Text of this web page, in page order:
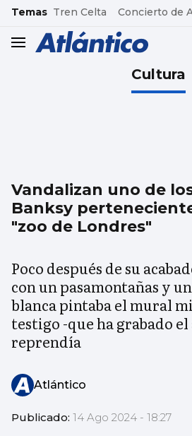
common.go-to-content
Temas Tren Celta Concierto de
header.menu.open
Cultura
Vandalizan uno de
Banksy
"zoo de Londres"
Poco después de su
con un pasamontañas y
blanca pintaba el mural
testigo -que ha grabado el
reprendía
Atlántico
Publicado: 14 Ago 2024 - 18:27